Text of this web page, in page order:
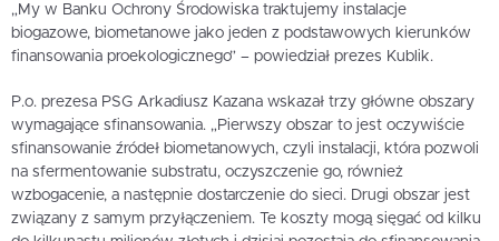
„My w Banku Ochrony Środowiska traktujemy instalacje
biogazowe, biometanowe jako jeden z podstawowych kierunków
finansowania proekologicznego” – powiedział prezes Kublik.
P.o. prezesa PSG Arkadiusz Kazana wskazał trzy główne obszary
wymagające sfinansowania. „Pierwszy obszar to jest oczywiście
sfinansowanie źródeł biometanowych, czyli instalacji, która pozwoli
na sfermentowanie substratu, oczyszczenie go, również
wzbogacenie, a następnie dostarczenie do sieci. Drugi obszar jest
związany z samym przyłączeniem. Te koszty mogą sięgać od kilku